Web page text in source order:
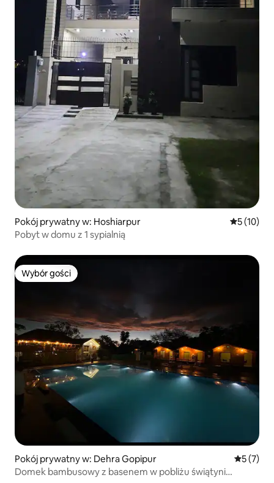
Pokój prywatny w: Hoshiarpur Średnia
5 (10)
Pobyt w domu z 1 sypialnią
Wybór gości
Wybór gości
Pokój prywatny w: Dehra Gopipur Średnia
5 (7)
Domek bambusowy z basenem w pobliżu świątyni